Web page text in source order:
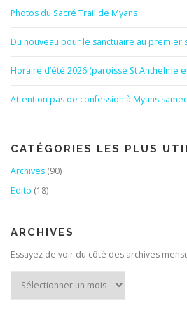
Photos du Sacré Trail de Myans
Du nouveau pour le sanctuaire au premier
Horaire d’été 2026 (paroisse St Anthelme
Attention pas de confession à Myans
CATÉGORIES LES PLUS
Archives (90)
Edito (18)
ARCHIVES
Essayez de voir du côté des archives